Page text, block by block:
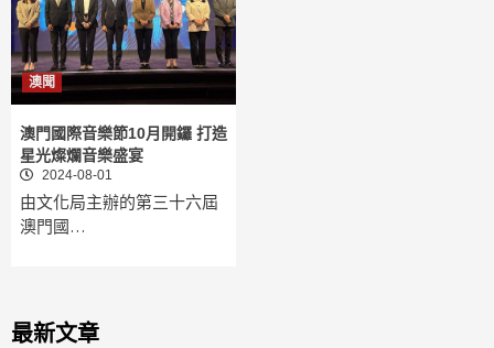
澳聞
澳門國際音樂節10月開鑼 打造
星光燦爛音樂盛宴
2024-08-01
由文化局主辦的第三十六屆
澳門國…
最新文章